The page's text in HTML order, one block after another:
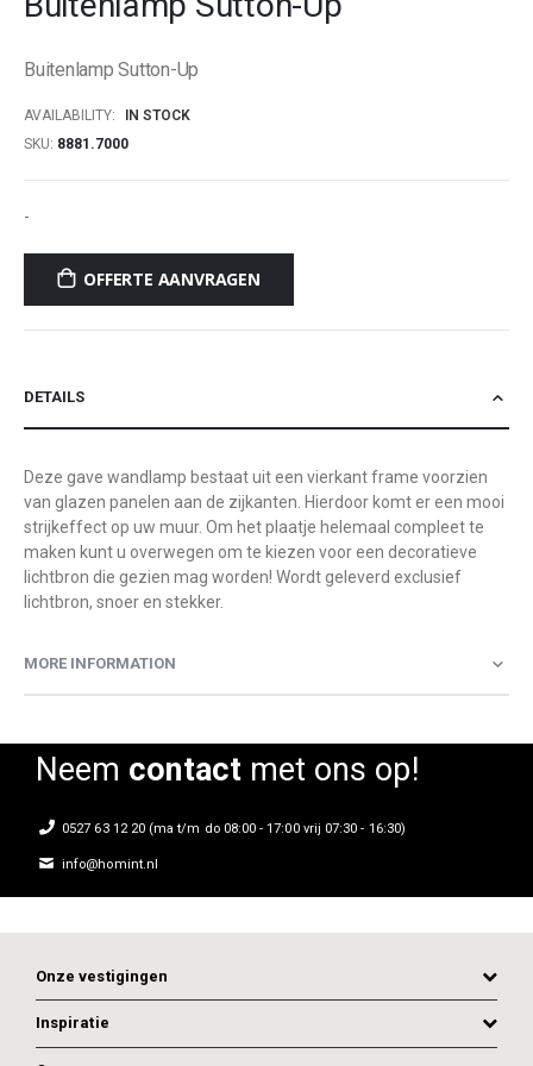
the
gallery
Buitenlamp Sutton-Up
AVAILABILITY:
IN STOCK
SKU 8881.7000
-
OFFERTE AANVRAGEN
DETAILS
Deze gave wandlamp bestaat uit een vierkant frame voorzien
van glazen panelen aan de zijkanten. Hierdoor komt er een mooi
strijkeffect op uw muur. Om het plaatje helemaal compleet te
maken kunt u overwegen om te kiezen voor een decoratieve
lichtbron die gezien mag worden! Wordt geleverd exclusief
lichtbron, snoer en stekker.
MORE INFORMATION
Neem contactmet ons op!
0527 63 12 20 (ma t/m do 08:00 - 17:00 vrij 07:30 - 16:30)
info@homint.nl
Onze vestigingen
Inspiratie